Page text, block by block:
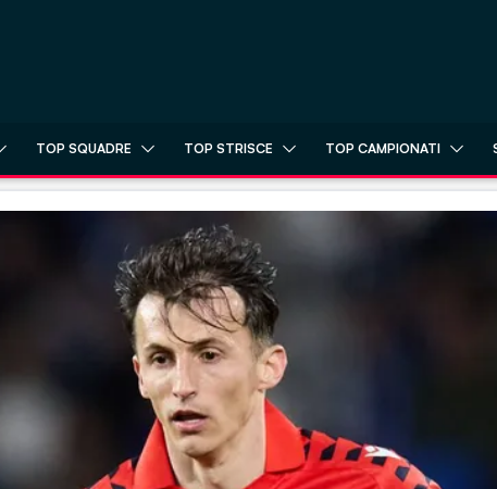
TOP SQUADRE TOP STRISCE TOP CAMPIONATI